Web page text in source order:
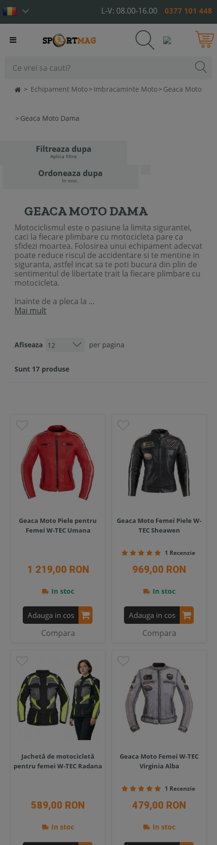
L-V: 08.00-16.00 0377 101 448
Toggle
> Echipament Moto> Imbracaminte Moto> Geaca Moto
> Geaca Moto Dama
Filtreaza dupa
Aplica filtre
Ordoneaza dupa
In stoc.
GEACA MOTO DAMA
Motociclismul este o pasiune la limita sigurantei,
caci la fiecare plimbare cu motocicleta pare ca
sfidezi moartea. Folosirea unui echipament adecvat
poate reduce riscul de accidentare si te mentine in
siguranta, astfel incat sa te poti bucura din plin de
sentimentul de libertate trait la fiecare plimbare cu
motocicleta.
Inainte de a pleca la ...
Mai mult
Afiseaza per pagina
Sunt 17 produse
Geaca Moto Piele pentru
Femei W-TEC Umana
1 219,00 RON
In stoc
Adauga in cos
Compara
Geaca Moto Femei Piele W-
TEC Sheawen
1 Recenzie
969,00 RON
In stoc
Adauga in cos
Compara
Jachetă de motocicletă
pentru femei W-TEC Radana
589,00 RON
In stoc
Geaca Moto Femei W-TEC
Virginia Alba
1 Recenzie
479,00 RON
In stoc